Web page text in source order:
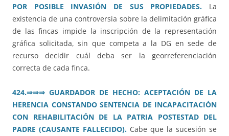
POR POSIBLE INVASIÓN DE SUS PROPIEDADES. La
existencia de una controversia sobre la delimitación gráfica
de las fincas impide la inscripción de la representación
gráfica solicitada, sin que competa a la DG en sede de
recurso decidir cuál deba ser la georreferenciación
correcta de cada finca.
424.⇒⇒⇒ GUARDADOR DE HECHO: ACEPTACIÓN DE LA
HERENCIA CONSTANDO SENTENCIA DE INCAPACITACIÓN
CON REHABILITACIÓN DE LA PATRIA POSTESTAD DEL
PADRE (CAUSANTE FALLECIDO). Cabe que la sucesión se